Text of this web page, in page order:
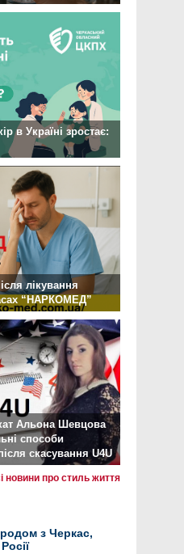
в Україні зростає:
лікування
“НАРКОМЕД”
Альона Шевцова
способи
скасування U4U
новини про стиль життя
з Черкас,